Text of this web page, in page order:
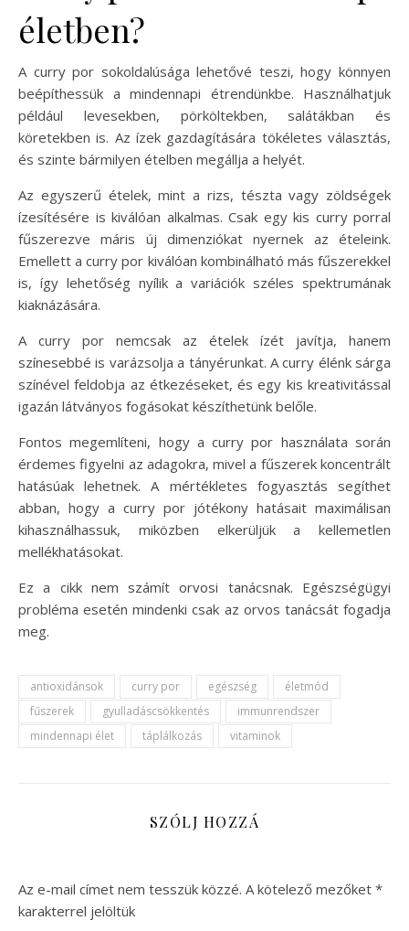
életben?
A curry por sokoldalúsága lehetővé teszi, hogy könnyen
beépíthessük a mindennapi étrendünkbe. Használhatjuk
például levesekben, pörköltekben, salátákban és
köretekben is. Az ízek gazdagítására tökéletes választás,
és szinte bármilyen ételben megállja a helyét.
Az egyszerű ételek, mint a rizs, tészta vagy zöldségek
ízesítésére is kiválóan alkalmas. Csak egy kis curry porral
fűszerezve máris új dimenziókat nyernek az ételeink.
Emellett a curry por kiválóan kombinálható más fűszerekkel
is, így lehetőség nyílik a variációk széles spektrumának
kiaknázására.
A curry por nemcsak az ételek ízét javítja, hanem
színesebbé is varázsolja a tányérunkat. A curry élénk sárga
színével feldobja az étkezéseket, és egy kis kreativitással
igazán látványos fogásokat készíthetünk belőle.
Fontos megemlíteni, hogy a curry por használata során
érdemes figyelni az adagokra, mivel a fűszerek koncentrált
hatásúak lehetnek. A mértékletes fogyasztás segíthet
abban, hogy a curry por jótékony hatásait maximálisan
kihasználhassuk, miközben elkerüljük a kellemetlen
mellékhatásokat.
Ez a cikk nem számít orvosi tanácsnak. Egészségügyi
probléma esetén mindenki csak az orvos tanácsát fogadja
meg.
antioxidánsok curry por egészség
életmód
fűszerek
gyulladáscsökkentés
immunrendszer
mindennapi élet
táplálkozás vitaminok
SZÓLJ HOZZÁ
Az e-mail címet nem tesszük közzé. A kötelező mezőket *
karakterrel jelöltük